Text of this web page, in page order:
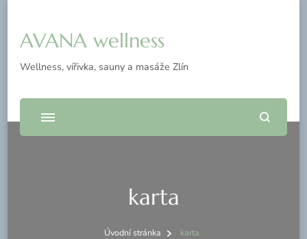
AVANA wellness
Wellness, vířivka, sauny a masáže Zlín
karta
Úvodní stránka karta